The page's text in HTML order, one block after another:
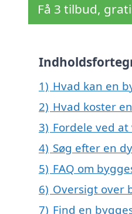
Få 3 tilbud,
1) Hvad kan en
2) Hvad koster
3) Fordele ved
4) Søg efter en
5) FAQ om
6) Oversigt over
7) Find en